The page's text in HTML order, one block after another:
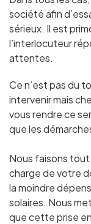
société afin
sérieux. Il est
l’interlocuteur
attentes.
Ce n’est pas du
intervenir mais
vous rendre ce
que les
Nous faisons
charge de votre
la moindre
solaires. Nous
que cette prise